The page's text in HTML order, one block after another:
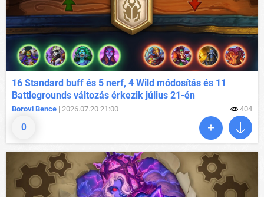
0
16 Standard buff és 5 nerf, 4 Wild módosítás és 11
Battlegrounds változás érkezik július 21-én
Borovi Bence | 2026.07.20 21:00 404